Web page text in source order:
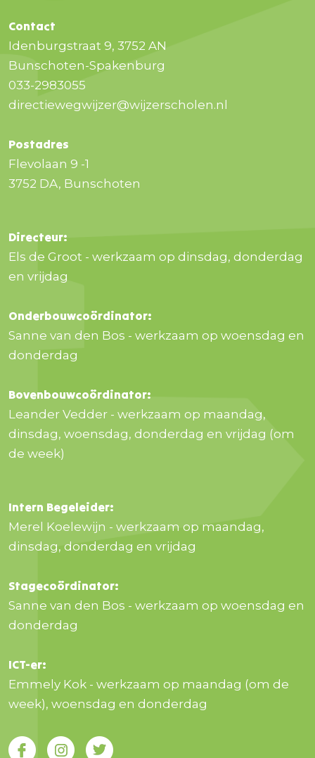
Contact
Idenburgstraat 9, 3752 AN
Bunschoten-Spakenburg
033-2983055
directiewegwijzer@wijzerscholen.nl
Postadres
Flevolaan 9 -1
3752 DA, Bunschoten
Directeur:
Els de Groot - werkzaam op dinsdag, donderdag
en vrijdag
Onderbouwcoördinator:
Sanne van den Bos - werkzaam op woensdag en
donderdag
Bovenbouwcoördinator:
Leander Vedder - werkzaam op maandag,
dinsdag, woensdag, donderdag en vrijdag (om
de week)
Intern Begeleider:
Merel Koelewijn - werkzaam op maandag,
dinsdag, donderdag en vrijdag
Stagecoördinator:
Sanne van den Bos - werkzaam op woensdag en
donderdag
ICT-er:
Emmely Kok - werkzaam op maandag (om de
week), woensdag en donderdag